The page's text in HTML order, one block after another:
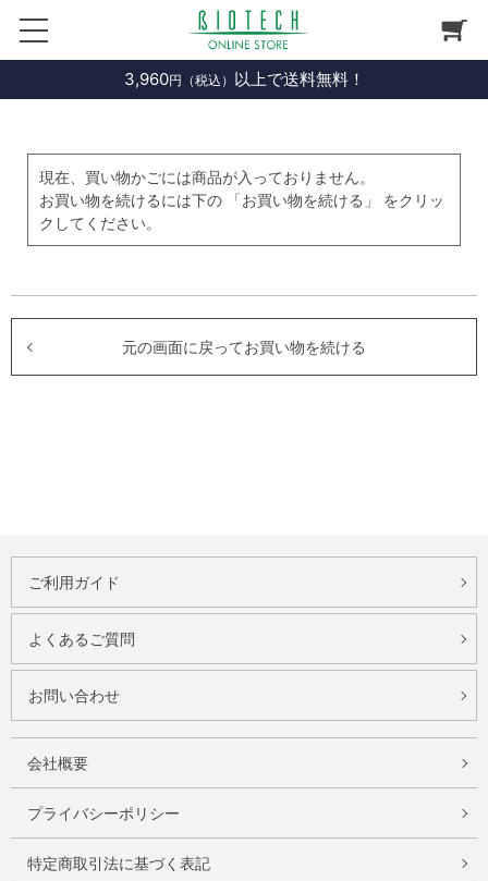
3,960円（税込） 以上で送料無料！
現在、買い物かごには商品が入っておりません。
お買い物を続けるには下の 「お買い物を続ける」 をクリッ
クしてください。
元の画面に戻ってお買い物を続ける
ご利用ガイド
よくあるご質問
お問い合わせ
会社概要
プライバシーポリシー
特定商取引法に基づく表記